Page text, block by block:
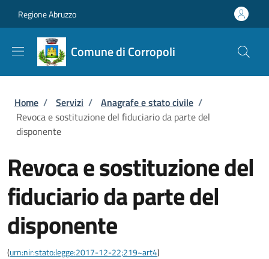
Regione Abruzzo
Comune di Corropoli
Briciole di pane
Home / Servizi / Anagrafe e stato civile /
Revoca e sostituzione del fiduciario da parte del
disponente
Revoca e sostituzione del
fiduciario da parte del
disponente
(urn:nir:stato:legge:2017-12-22;219~art4)